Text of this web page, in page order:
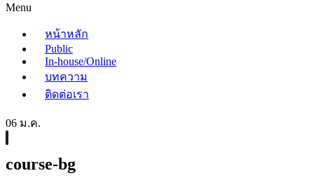
Menu
หน้าหลัก
Public
In-house/Online
บทความ
ติดต่อเรา
06 ม.ค.
course-bg